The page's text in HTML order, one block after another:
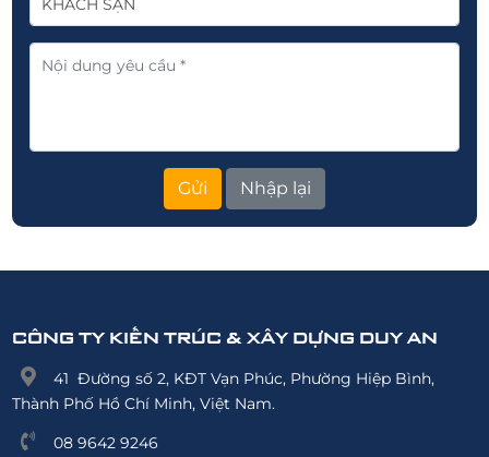
CÔNG TY KIẾN TRÚC & XÂY DỰNG DUY AN
41 Đường số 2, KĐT Vạn Phúc, Phường Hiệp Bình,
Thành Phố Hồ Chí Minh, Việt Nam.
08 9642 9246